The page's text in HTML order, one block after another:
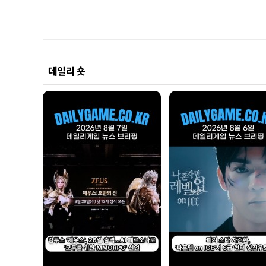
데일리 숏